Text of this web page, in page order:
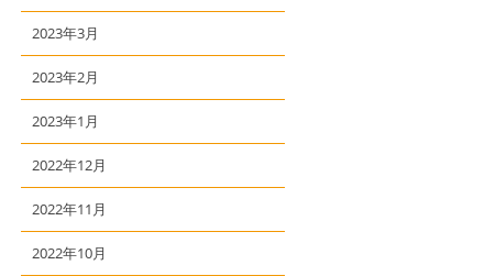
2023年3月
2023年2月
2023年1月
2022年12月
2022年11月
2022年10月